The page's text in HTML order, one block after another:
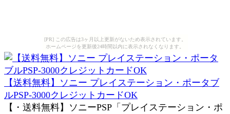
[PR] この広告は3ヶ月以上更新がないため表示されています。
ホームページを更新後24時間以内に表示されなくなります。
【送料無料】ソニー プレイステーション・ポータブ
ルPSP-3000クレジットカードOK
【・送料無料】ソニーPSP「プレイステーション・ポ